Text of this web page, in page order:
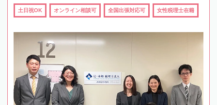
土日祝OK オンライン相談可 全国出張対応可 女性税理士在籍